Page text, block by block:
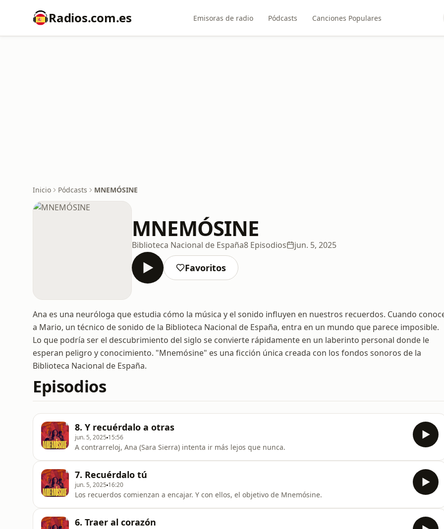
Radios.com.es Emisoras de radio Pódcasts Canciones Populares
Inicio Pódcasts MNEMÓSINE
MNEMÓSINE
Biblioteca Nacional de España8 Episodios jun. 5, 2025
Favoritos
Ana es una neuróloga que estudia cómo la música y el sonido influyen en nuestros recuerdos. Cuando
a Mario, un técnico de sonido de la Biblioteca Nacional de España, entra en un mundo que parece imposible.
Lo que podría ser el descubrimiento del siglo se convierte rápidamente en un laberinto personal donde le
esperan peligro y conocimiento. "Mnemósine" es una ficción única creada con los fondos sonoros de la
Biblioteca Nacional de España.
Episodios
8. Y recuérdalo a otras
jun. 5, 2025 15:56
A contrarreloj, Ana (Sara Sierra) intenta ir más lejos que nunca.
7. Recuérdalo tú
jun. 5, 2025 16:20
Los recuerdos comienzan a encajar. Y con ellos, el objetivo de Mnemósine.
6. Traer al corazón